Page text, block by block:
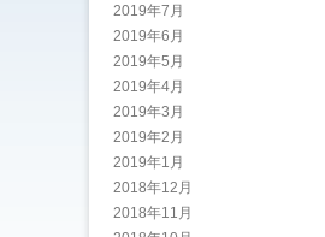
2019年7月
2019年6月
2019年5月
2019年4月
2019年3月
2019年2月
2019年1月
2018年12月
2018年11月